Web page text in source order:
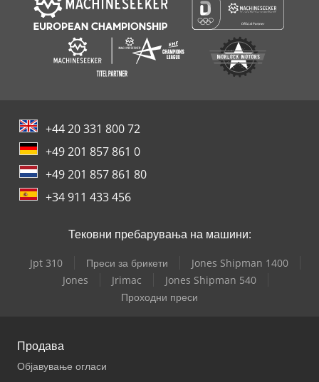
+44 20 331 800 72
+49 201 857 861 0
+49 201 857 861 80
+34 911 433 456
Тековни пребарувања на машини:
Jpt 310 Преси за брикети
Jones Shipman 1400
Jones
Jrimac
Jones Shipman 540
Проходни преси
Продава
Објавување огласи